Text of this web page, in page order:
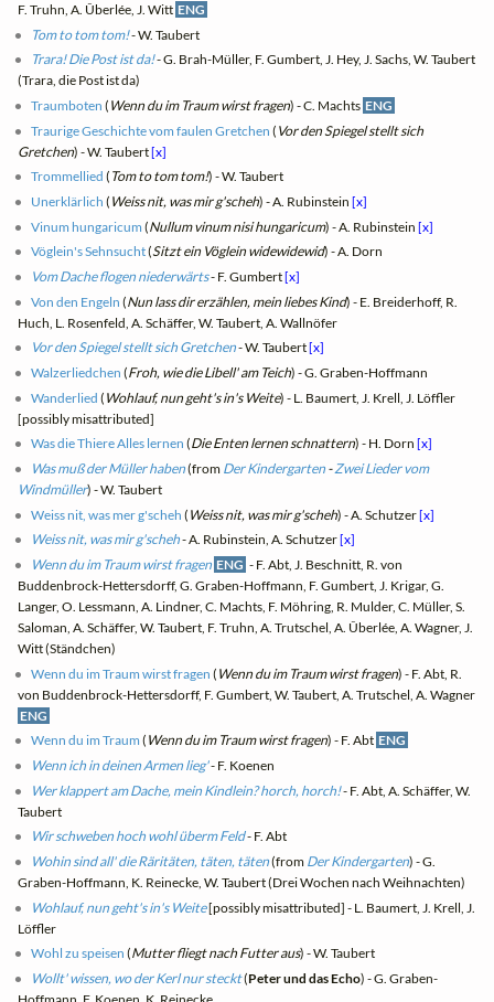
F. Truhn, A. Ûberlée, J. Witt ENG
Tom to tom tom!- W. Taubert
Trara! Die Post ist da!- G. Brah-Müller, F. Gumbert, J. Hey, J. Sachs, W. Taubert
(Trara, die Post ist da)
Traumboten ( Wenn du im Traum wirst fragen) - C. Machts ENG
Traurige Geschichte vom faulen Gretchen ( Vor den Spiegel stellt sich
Gretchen) - W. Taubert[x]
Trommellied ( Tom to tom tom!) - W. Taubert
Unerklärlich ( Weiss nit, was mir g'scheh) - A. Rubinstein[x]
Vinum hungaricum (Nullum vinum nisi hungaricum) - A. Rubinstein[x]
Vöglein's Sehnsucht(Sitzt ein Vöglein widewidewid) - A. Dorn
Vom Dache flogen niederwärts- F. Gumbert[x]
Von den Engeln (Nun lass dir erzählen, mein liebes Kind) - E. Breiderhoff, R.
Huch, L. Rosenfeld, A. Schäffer, W. Taubert, A. Wallnöfer
Vor den Spiegel stellt sich Gretchen- W. Taubert[x]
Walzerliedchen (Froh, wie die Libell' am Teich) - G. Graben-Hoffmann
Wanderlied ( Wohlauf, nun geht's in's Weite) - L. Baumert, J. Krell, J. Löffler
[possibly misattributed]
Was die Thiere Alles lernen (Die Enten lernen schnattern) - H. Dorn[x]
Was muß der Müller haben(from Der Kindergarten -Zwei Lieder vom
Windmüller) - W. Taubert
Weiss nit, was mer g'scheh ( Weiss nit, was mir g'scheh) - A. Schutzer[x]
Weiss nit, was mir g'scheh- A. Rubinstein, A. Schutzer[x]
Wenn du im Traum wirst fragen ENG - F. Abt, J. Beschnitt, R. von
Buddenbrock-Hettersdorff, G. Graben-Hoffmann, F. Gumbert, J. Krigar, G.
Langer, O. Lessmann, A. Lindner, C. Machts, F. Möhring, R. Mulder, C. Müller, S.
Saloman, A. Schäffer, W. Taubert, F. Truhn, A. Trutschel, A. Ûberlée, A. Wagner, J.
Witt (Ständchen)
Wenn du im Traum wirst fragen ( Wenn du im Traum wirst fragen) - F. Abt, R.
von Buddenbrock-Hettersdorff, F. Gumbert, W. Taubert, A. Trutschel, A. Wagner
ENG
Wenn du im Traum ( Wenn du im Traum wirst fragen) - F. Abt ENG
Wenn ich in deinen Armen lieg'- F. Koenen
Wer klappert am Dache, mein Kindlein? horch, horch!- F. Abt, A. Schäffer, W.
Taubert
Wir schweben hoch wohl überm Feld- F. Abt
Wohin sind all' die Räritäten, täten, täten(from Der Kindergarten) - G.
Graben-Hoffmann, K. Reinecke, W. Taubert (Drei Wochen nach Weihnachten)
Wohlauf, nun geht's in's Weite[possibly misattributed] - L. Baumert, J. Krell, J.
Löffler
Wohl zu speisen (Mutter fliegt nach Futter aus) - W. Taubert
Wollt' wissen, wo der Kerl nur steckt(Peter und das Echo) - G. Graben-